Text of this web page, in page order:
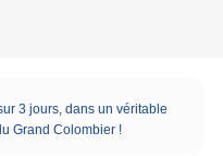
3 jours, dans un véritable
Grand Colombier !